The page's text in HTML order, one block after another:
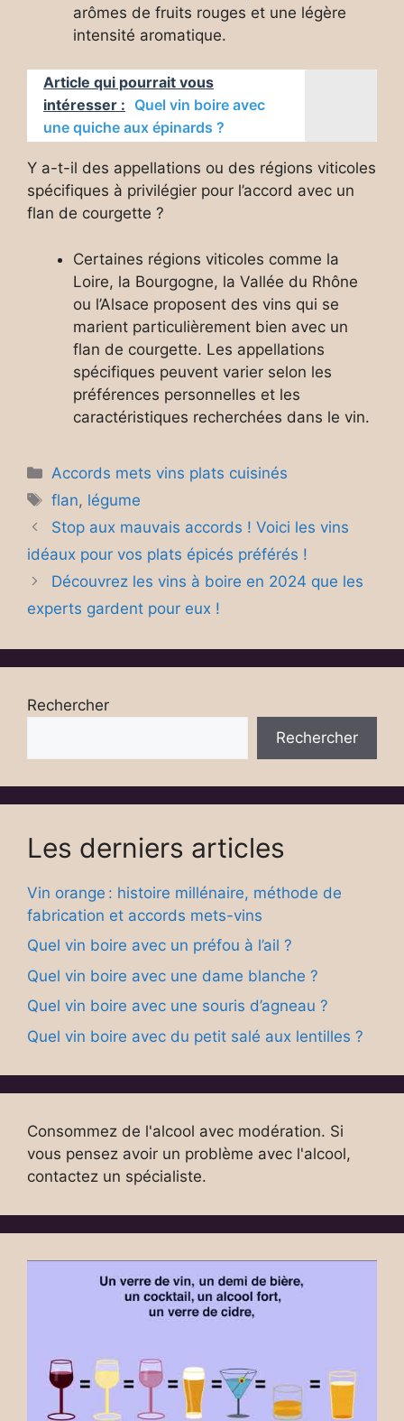
arômes de fruits rouges et une légère
intensité aromatique.
Article qui pourrait vous
intéresser : Quel vin boire avec
une quiche aux épinards ?
Y a-t-il des appellations ou des régions viticoles
spécifiques à privilégier pour l’accord avec un
flan de courgette ?
Certaines régions viticoles comme la
Loire, la Bourgogne, la Vallée du Rhône
ou l’Alsace proposent des vins qui se
marient particulièrement bien avec un
flan de courgette. Les appellations
spécifiques peuvent varier selon les
préférences personnelles et les
caractéristiques recherchées dans le vin.
Catégories
Accords mets vins plats cuisinés
Étiquettes
flan, légume
Stop aux mauvais accords ! Voici les vins
idéaux pour vos plats épicés préférés !
Découvrez les vins à boire en 2024 que les
experts gardent pour eux !
Rechercher
Rechercher
Les derniers articles
Vin orange : histoire millénaire, méthode de
fabrication et accords mets-vins
Quel vin boire avec un préfou à l’ail ?
Quel vin boire avec une dame blanche ?
Quel vin boire avec une souris d’agneau ?
Quel vin boire avec du petit salé aux lentilles ?
Consommez de l'alcool avec modération. Si
vous pensez avoir un problème avec l'alcool,
contactez un spécialiste.